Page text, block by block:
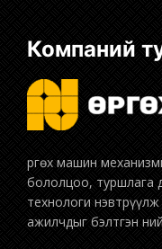
Компаний
бололцоо, туршлага
технологи
ажилчдыг бэлтгэн